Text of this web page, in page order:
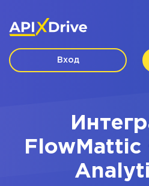
Вход
FlowMattic